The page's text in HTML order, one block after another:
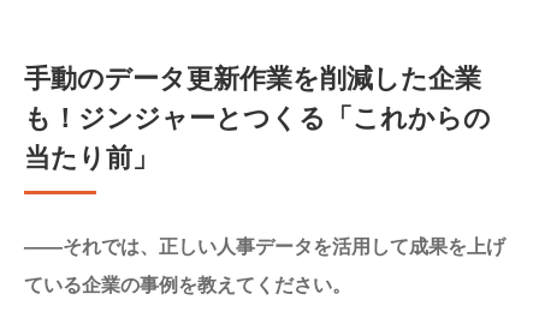
手動のデータ更新作業を削減した企業
も！ジンジャーとつくる「これからの
当たり前」
——それでは、正しい人事データを活用して成果を上げ
ている企業の事例を教えてください。